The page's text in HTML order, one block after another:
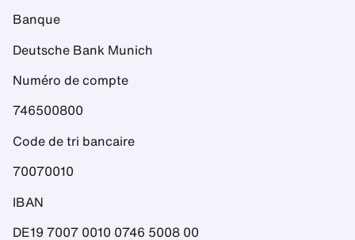
Banque
Deutsche Bank Munich
Numéro de compte
746500800
Code de tri bancaire
70070010
IBAN
DE19 7007 0010 0746 5008 00